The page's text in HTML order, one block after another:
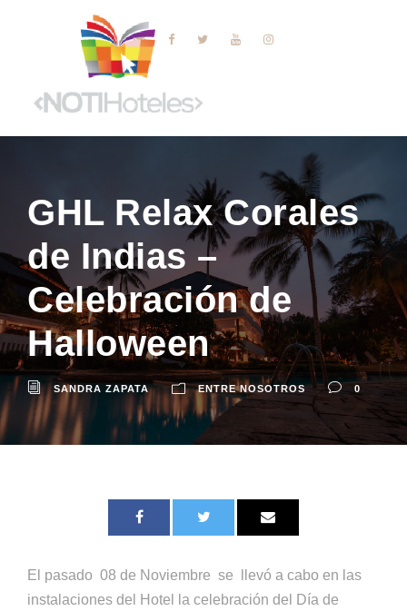
GHL Relax Corales
de Indias –
Celebración de
Halloween
SANDRA ZAPATA ENTRE NOSOTROS 0
El pasado 08 de Noviembre se llevó a cabo en las
instalaciones del Hotel la celebración del Día de